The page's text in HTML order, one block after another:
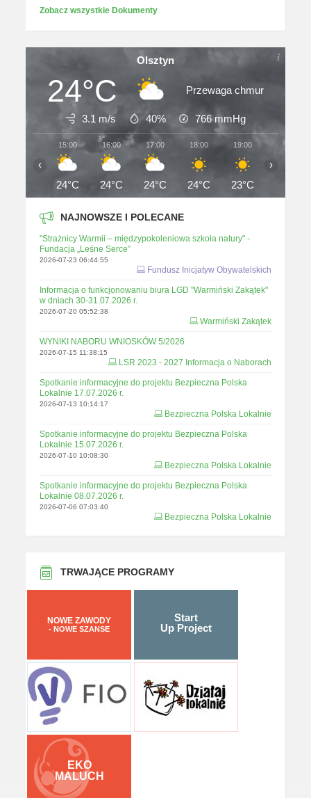
Zobacz wszystkie Dokumenty
Olsztyn
24°C Przewaga chmur
3.1 m/s 40% 766mmHg
15:00
24°C
16:00
24°C
17:00
24°C
18:00
24°C
19:00
23°C
20:00
‹ ›
NAJNOWSZE I POLECANE
"Strażnicy Warmii – międzypokoleniowa szkoła natury" -
Fundacja „Leśne Serce”
2026-07-23 06:44:55
Fundusz Inicjatyw Obywatelskich
Informacja o funkcjonowaniu biura LGD "Warmiński Zakątek"
w dniach 30-31.07.2026 r.
2026-07-20 05:52:38
Warmiński Zakątek
WYNIKI NABORU WNIOSKÓW 5/2026
2026-07-15 11:38:15
LSR 2023 - 2027 Informacja o Naborach
Spotkanie informacyjne do projektu Bezpieczna Polska
Lokalnie 17.07.2026 r.
2026-07-13 10:14:17
Bezpieczna Polska Lokalnie
Spotkanie informacyjne do projektu Bezpieczna Polska
Lokalnie 15.07.2026 r.
2026-07-10 10:08:30
Bezpieczna Polska Lokalnie
Spotkanie informacyjne do projektu Bezpieczna Polska
Lokalnie 08.07.2026 r.
2026-07-06 07:03:40
Bezpieczna Polska Lokalnie
TRWAJĄCE PROGRAMY
NOWE ZAWODY
- NOWE SZANSE
Start
Up Project
EKO
MALUCH